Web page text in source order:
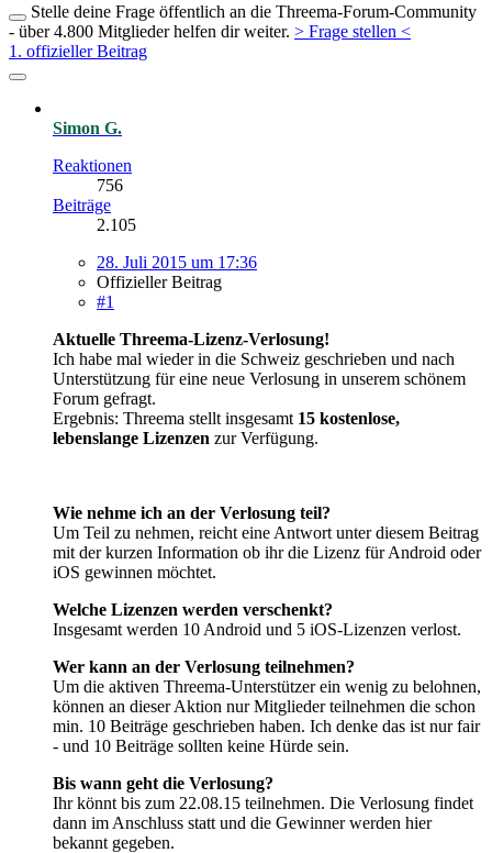
Stelle deine Frage öffentlich an die Threema-Forum-Community
- über 4.800 Mitglieder helfen dir weiter. > Frage stellen <
1. offizieller Beitrag
Simon G.
Reaktionen
756
Beiträge
2.105
28. Juli 2015 um 17:36
Offizieller Beitrag
#1
Aktuelle Threema-Lizenz-Verlosung!
Ich habe mal wieder in die Schweiz geschrieben und nach
Unterstützung für eine neue Verlosung in unserem schönem
Forum gefragt.
Ergebnis: Threema stellt insgesamt 15 kostenlose,
lebenslange Lizenzen zur Verfügung.
Wie nehme ich an der Verlosung teil?
Um Teil zu nehmen, reicht eine Antwort unter diesem Beitrag
mit der kurzen Information ob ihr die Lizenz für Android oder
iOS gewinnen möchtet.
Welche Lizenzen werden verschenkt?
Insgesamt werden 10 Android und 5 iOS-Lizenzen verlost.
Wer kann an der Verlosung teilnehmen?
Um die aktiven Threema-Unterstützer ein wenig zu belohnen,
können an dieser Aktion nur Mitglieder teilnehmen die schon
min. 10 Beiträge geschrieben haben. Ich denke das ist nur fair
- und 10 Beiträge sollten keine Hürde sein.
Bis wann geht die Verlosung?
Ihr könnt bis zum 22.08.15 teilnehmen. Die Verlosung findet
dann im Anschluss statt und die Gewinner werden hier
bekannt gegeben.